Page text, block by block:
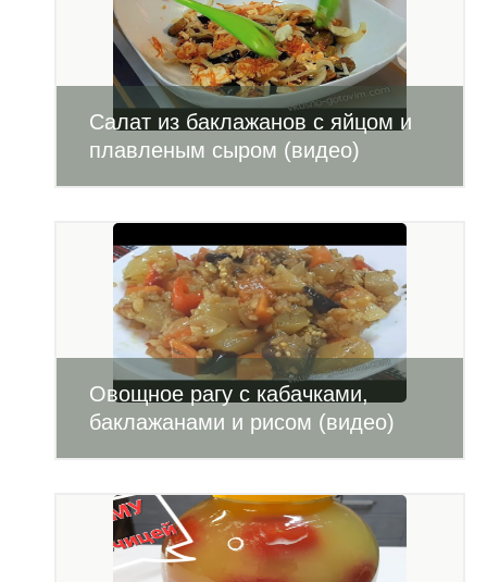
Салат из баклажанов с яйцом и
плавленым сыром (видео)
Овощное рагу с кабачками,
баклажанами и рисом (видео)